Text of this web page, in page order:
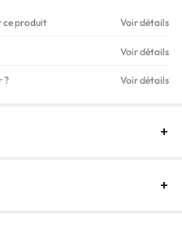
ce produit Voir détails
Voir détails
? Voir détails